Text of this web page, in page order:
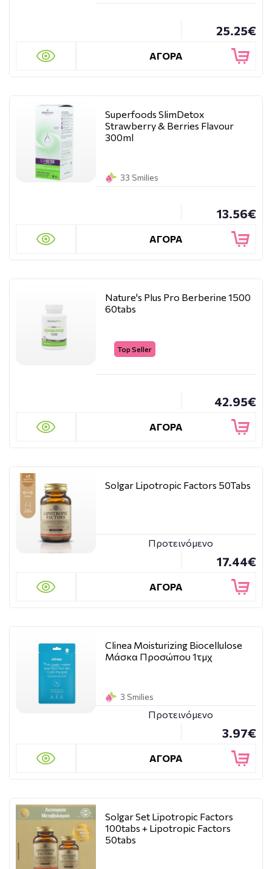
25.25€
ΑΓΟΡΑ
Superfoods SlimDetox
Strawberry & Berries Flavour
300ml
33 Smilies
13.56€
ΑΓΟΡΑ
Nature's Plus Pro Berberine 1500
60tabs
Top Seller
42.95€
ΑΓΟΡΑ
Solgar Lipotropic Factors 50Tabs
Προτεινόμενο
17.44€
ΑΓΟΡΑ
Clinea Moisturizing Biocellulose
Μάσκα Προσώπου 1τμχ
3 Smilies
Προτεινόμενο
3.97€
ΑΓΟΡΑ
Solgar Set Lipotropic Factors
100tabs + Lipotropic Factors
50tabs